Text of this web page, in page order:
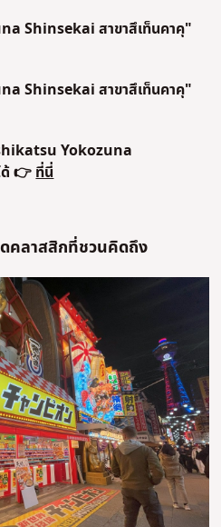
Shinsekai สาขาสึเท็นคาคุ"
Shinsekai สาขาสึเท็นคาคุ"
Yokozuna
ด้ 👉ที่นี่
คลาสสิกที่ชวนคิดถึง